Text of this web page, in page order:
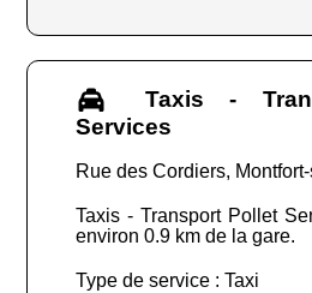
Taxis -
Services
Rue des Cordiers,
Taxis - Transport Pollet
environ 0.9 km de la gare.
Type de service : Taxi